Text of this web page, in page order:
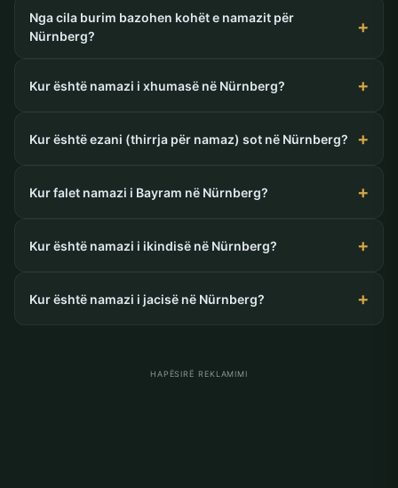
Nga cila burim bazohen kohët e namazit për
Nürnberg?
Kur është namazi i xhumasë në Nürnberg?
Kur është ezani (thirrja për namaz) sot në Nürnberg?
Kur falet namazi i Bayram në Nürnberg?
Kur është namazi i ikindisë në Nürnberg?
Kur është namazi i jacisë në Nürnberg?
HAPËSIRË REKLAMIMI